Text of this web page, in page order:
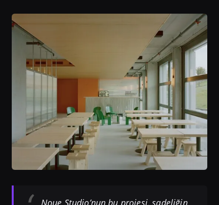
Noue Studio’nun bu projesi, sadeliğin